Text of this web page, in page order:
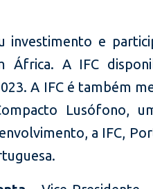
investimento e
África. A IFC
A IFC é também
Lusófono,
a IFC,